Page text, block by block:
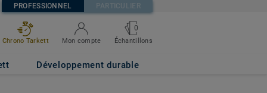
PROFESSIONNEL PARTICULIER
Chrono Tarkett Mon compte
0
Échantillons
Développement durable